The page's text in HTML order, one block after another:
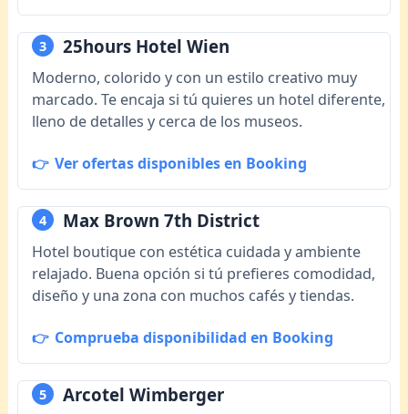
3 25hours Hotel Wien
Moderno, colorido y con un estilo creativo muy
marcado. Te encaja si tú quieres un hotel diferente,
lleno de detalles y cerca de los museos.
Ver ofertas disponibles en Booking
4 Max Brown 7th District
Hotel boutique con estética cuidada y ambiente
relajado. Buena opción si tú prefieres comodidad,
diseño y una zona con muchos cafés y tiendas.
Comprueba disponibilidad en Booking
5 Arcotel Wimberger